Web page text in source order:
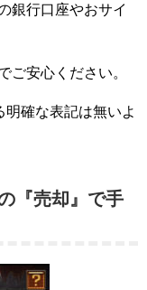
銀行口座やおサイ
ご安心ください。
明確な表記は無いよ
『売却』で手